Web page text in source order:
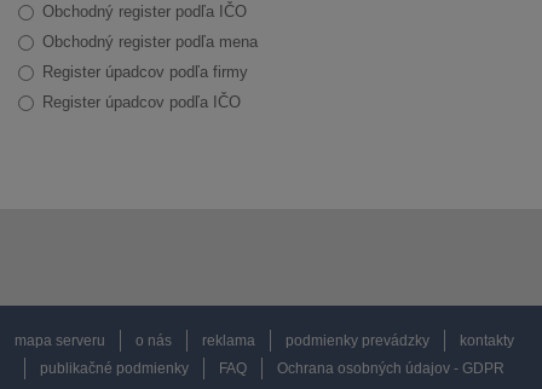
Obchodný register podľa IČO
Obchodný register podľa mena
Register úpadcov podľa firmy
Register úpadcov podľa IČO
mapa serveru o nás reklama podmienky prevádzky
kontakty
publikačné podmienky
FAQ Ochrana osobných údajov - GDPR